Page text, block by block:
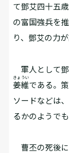
て鄧艾四十五
の富国強兵を
り、鄧艾の力
軍人として
姜維
きょうい
である。
ソードなどは
るかのようでも
曹丕の死後に